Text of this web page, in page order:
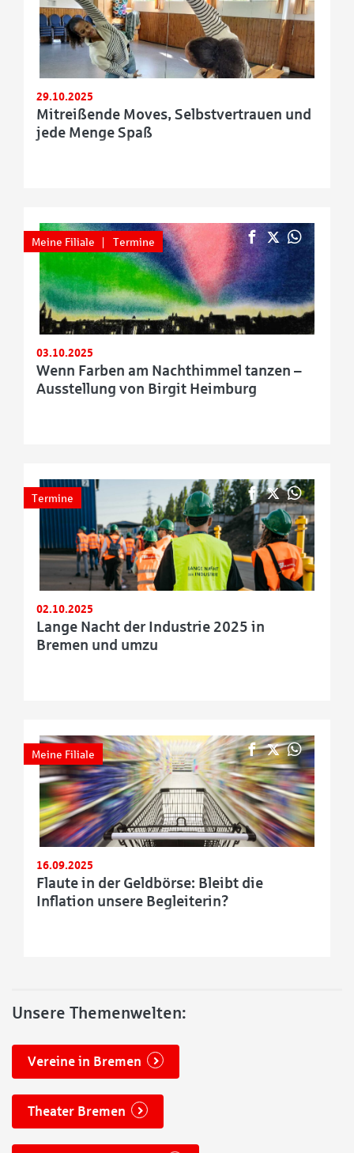
29.10.2025
Mitreißende Moves, Selbstvertrauen und
jede Menge Spaß
Meine Filiale Termine
03.10.2025
Wenn Farben am Nachthimmel tanzen –
Ausstellung von Birgit Heimburg
Termine
02.10.2025
Lange Nacht der Industrie 2025 in
Bremen und umzu
Meine Filiale
16.09.2025
Flaute in der Geldbörse: Bleibt die
Inflation unsere Begleiterin?
Unsere Themenwelten:
Vereine in Bremen
Theater Bremen